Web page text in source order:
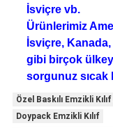
İsviçre vb.
Ürünlerimiz
İsviçre,
gibi birçok
sorgunuz sıcak
Özel Baskılı Emzikli
Doypack Emzikli Kılıf